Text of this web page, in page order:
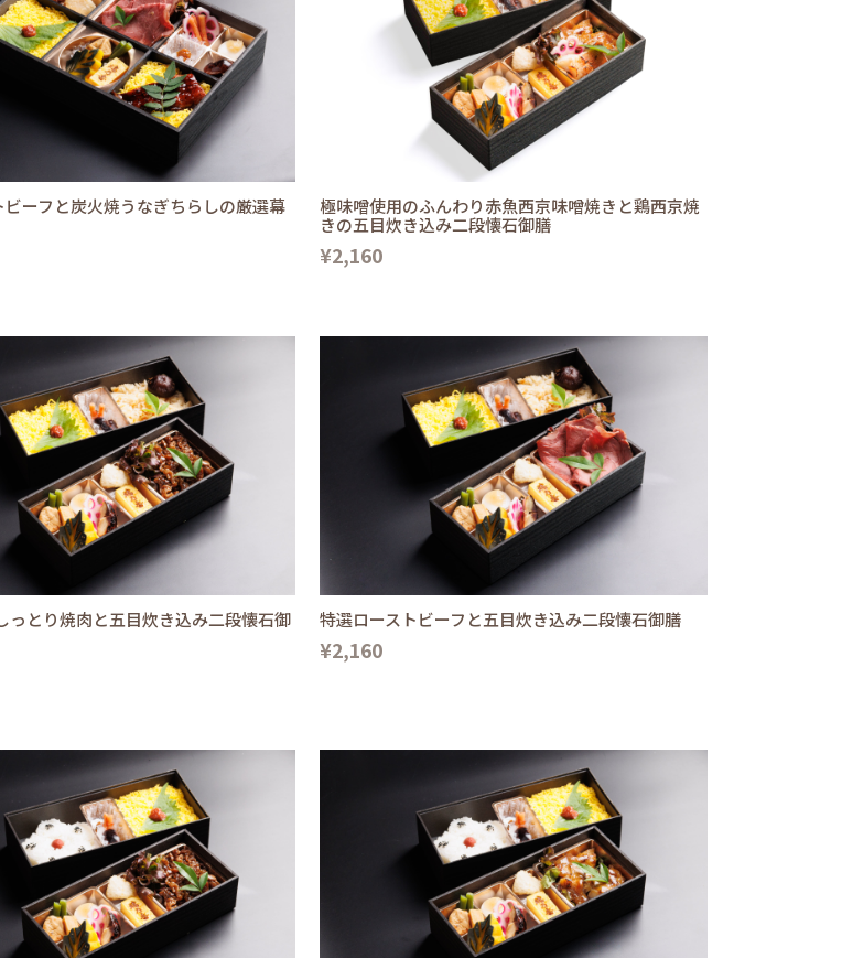
ビーフと炭火焼うなぎちらしの厳選幕
極味噌使用のふんわり赤魚西京味噌焼きと鶏西京焼
きの五目炊き込み二段懐石御膳
¥2,160
っとり焼肉と五目炊き込み二段懐石御
特選ローストビーフと五目炊き込み二段懐石御膳
¥2,160